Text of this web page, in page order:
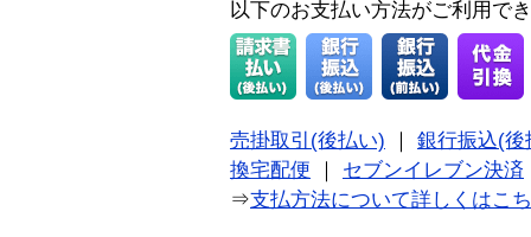
以下のお支払い方法がご利用で
売掛取引(後払い)
銀行振込(後
換宅配便
セブンイレブン決済
⇒支払方法について詳しくはこ